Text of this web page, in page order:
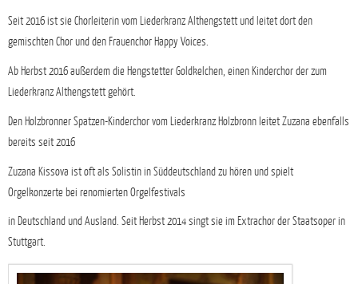
Seit 2016 ist sie Chorleiterin vom Liederkranz Althengstett und leitet dort den
gemischten Chor und den Frauenchor Happy Voices.
Ab Herbst 2016 außerdem die Hengstetter Goldkelchen, einen Kinderchor der zum
Liederkranz Althengstett gehört.
Den Holzbronner Spatzen-Kinderchor vom Liederkranz Holzbronn leitet Zuzana ebenfalls
bereits seit 2016
Zuzana Kissova ist oft als Solistin in Süddeutschland zu hören und spielt
Orgelkonzerte bei renomierten Orgelfestivals
in Deutschland und Ausland. Seit Herbst 2014 singt sie im Extrachor der Staatsoper in
Stuttgart.